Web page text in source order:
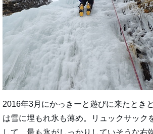
2016年3月にかっきーと遊びに来たとき
は雪に埋もれ氷も薄め。リュックサック
して、最も氷がしっかりしていそうな右